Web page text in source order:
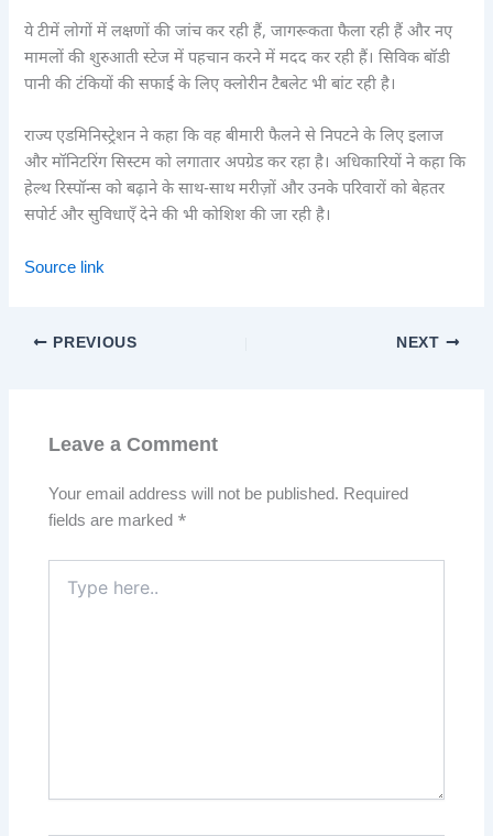
ये टीमें लोगों में लक्षणों की जांच कर रही हैं, जागरूकता फैला रही हैं और नए
मामलों की शुरुआती स्टेज में पहचान करने में मदद कर रही हैं। सिविक बॉडी
पानी की टंकियों की सफाई के लिए क्लोरीन टैबलेट भी बांट रही है।
राज्य एडमिनिस्ट्रेशन ने कहा कि वह बीमारी फैलने से निपटने के लिए इलाज
और मॉनिटरिंग सिस्टम को लगातार अपग्रेड कर रहा है। अधिकारियों ने कहा कि
हेल्थ रिस्पॉन्स को बढ़ाने के साथ-साथ मरीज़ों और उनके परिवारों को बेहतर
सपोर्ट और सुविधाएँ देने की भी कोशिश की जा रही है।
Source link
PREVIOUS NEXT
Leave a Comment
Your email address will not be published. Required
fields are marked *
here..